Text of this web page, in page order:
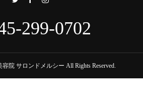
299-0702
院 サロンドメルシー All Rights Reserved.